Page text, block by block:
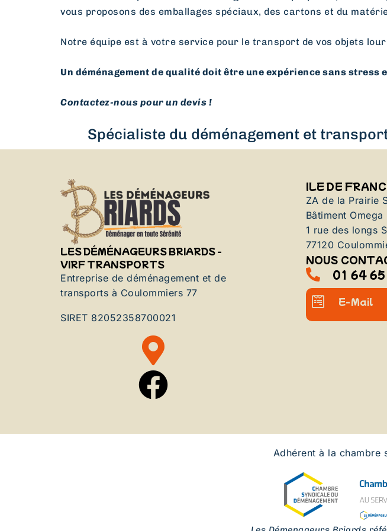
vous proposons des emballages spéciaux, des cartons et du
Notre équipe est à votre service pour le transport de vos objets
Un déménagement de qualité doit être une expérience sans stress
Contactez-nous pour un devis !
Spécialiste du déménagement et
LES DÉMÉNAGEURS BRIARDS -
VIRF TRANSPORTS
Entreprise de déménagement et de
transports à Coulommiers 77
SIRET 82052358700021
ILE DE
ZA de la Prairie
Bâtiment Omega
1 rue des longs
77120
NOUS
01 64
E-Mail
Adhérent à la chambre